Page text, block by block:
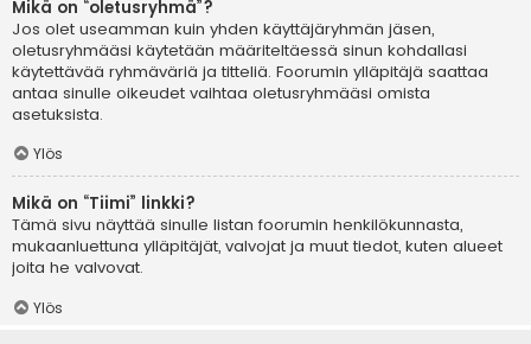
Mikä on “oletusryhmä”?
Jos olet useamman kuin yhden käyttäjäryhmän jäsen,
oletusryhmääsi käytetään määriteltäessä sinun kohdallasi
käytettävää ryhmäväriä ja titteliä. Foorumin ylläpitäjä saattaa
antaa sinulle oikeudet vaihtaa oletusryhmääsi omista
asetuksista.
Ylös
Mikä on “Tiimi” linkki?
Tämä sivu näyttää sinulle listan foorumin henkilökunnasta,
mukaanluettuna ylläpitäjät, valvojat ja muut tiedot, kuten alueet
joita he valvovat.
Ylös